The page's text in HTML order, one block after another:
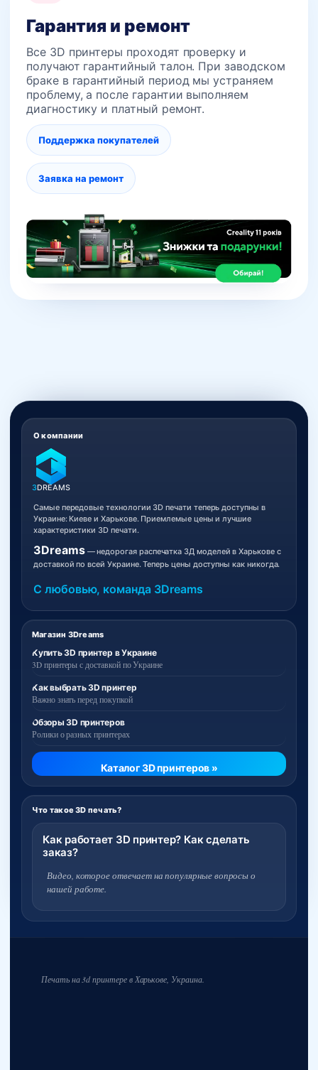
Гарантия и ремонт
Все 3D принтеры проходят проверку и
получают гарантийный талон. При заводском
браке в гарантийный период мы устраняем
проблему, а после гарантии выполняем
диагностику и платный ремонт.
Поддержка покупателей
Заявка на ремонт
Магазин 3Dreams
Купить 3D принтер в Украине
3D принтеры с доставкой по Украине
Как выбрать 3D принтер
Важно знать перед покупкой
Обзоры 3D принтеров
Ролики о разных принтерах
Каталог 3D принтеров »
Что такое 3D печать?
Как работает 3D принтер? Как сделать
заказ?
Видео, которое отвечает на популярные вопросы о
нашей работе.
О компании
3DREAMS
Самые передовые технологии 3D печати теперь доступны в
Украине: Киеве и Харькове. Приемлемые цены и лучшие
характеристики 3D печати.
3Dreams— недорогая распечатка 3Д моделей в Харькове с
доставкой по всей Украине. Теперь цены доступны как никогда.
С любовью, команда 3Dreams
Печать на 3d принтере в Харькове, Украина.